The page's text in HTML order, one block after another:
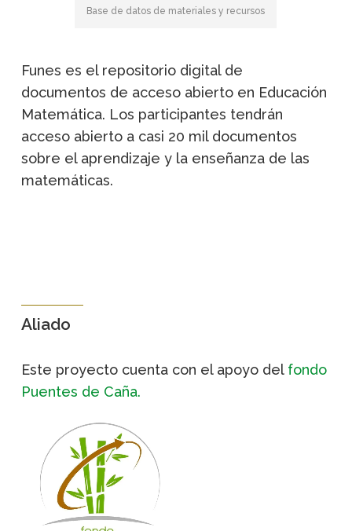
Base de datos de materiales y recursos
Funes es el repositorio digital de
documentos de acceso abierto en Educación
Matemática. Los participantes tendrán
acceso abierto a casi 20 mil documentos
sobre el aprendizaje y la enseñanza de las
matemáticas.
Aliado
Este proyecto cuenta con el apoyo del fondo
Puentes de Caña.